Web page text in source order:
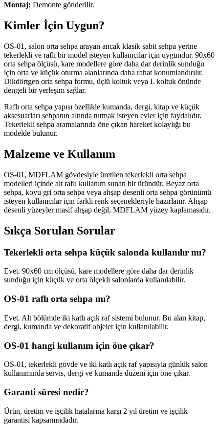
Montaj: Demonte gönderilir.
Kimler İçin Uygun?
OS-01, salon orta sehpa arayan ancak klasik sabit sehpa yerine
tekerlekli ve raflı bir model isteyen kullanıcılar için uygundur. 90x60
orta sehpa ölçüsü, kare modellere göre daha dar derinlik sunduğu
için orta ve küçük oturma alanlarında daha rahat konumlandırılır.
Dikdörtgen orta sehpa formu, üçlü koltuk veya L koltuk önünde
dengeli bir yerleşim sağlar.
Raflı orta sehpa yapısı özellikle kumanda, dergi, kitap ve küçük
aksesuarları sehpanın altında tutmak isteyen evler için faydalıdır.
Tekerlekli sehpa aramalarında öne çıkan hareket kolaylığı bu
modelde bulunur.
Malzeme ve Kullanım
OS-01, MDFLAM gövdesiyle üretilen tekerlekli orta sehpa
modelleri içinde alt raflı kullanım sunan bir üründür. Beyaz orta
sehpa, koyu gri orta sehpa veya ahşap desenli orta sehpa görünümü
isteyen kullanıcılar için farklı renk seçenekleriyle hazırlanır. Ahşap
desenli yüzeyler masif ahşap değil, MDFLAM yüzey kaplamasıdır.
Sıkça Sorulan Sorular
Tekerlekli orta sehpa küçük salonda kullanılır mı?
Evet. 90x60 cm ölçüsü, kare modellere göre daha dar derinlik
sunduğu için küçük ve orta ölçekli salonlarda kullanılabilir.
OS-01 raflı orta sehpa mı?
Evet. Alt bölümde iki katlı açık raf sistemi bulunur. Bu alan kitap,
dergi, kumanda ve dekoratif objeler için kullanılabilir.
OS-01 hangi kullanım için öne çıkar?
OS-01, tekerlekli gövde ve iki katlı açık raf yapısıyla günlük salon
kullanımında servis, dergi ve kumanda düzeni için öne çıkar.
Garanti süresi nedir?
Ürün, üretim ve işçilik hatalarına karşı 2 yıl üretim ve işçilik
garantisi kapsamındadır.